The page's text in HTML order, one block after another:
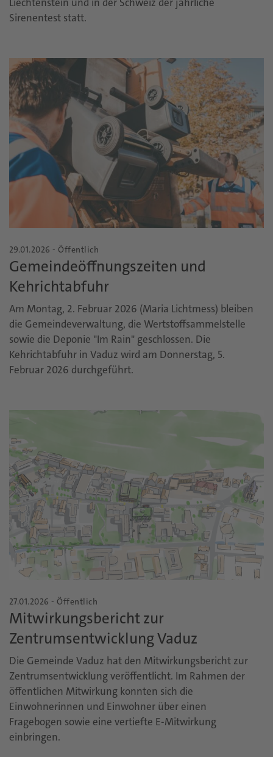
Sirenentest statt.
29.01.2026 - Öffentlich
Gemeindeöffnungszeiten und
Kehrichtabfuhr
Am Montag, 2. Februar 2026 (Maria Lichtmess) bleiben
die Gemeindeverwaltung, die Wertstoffsammelstelle
sowie die Deponie "Im Rain" geschlossen. Die
Kehrichtabfuhr in Vaduz wird am Donnerstag, 5.
Februar 2026 durchgeführt.
27.01.2026 - Öffentlich
Mitwirkungsbericht zur
Zentrumsentwicklung Vaduz
Die Gemeinde Vaduz hat den Mitwirkungsbericht zur
Zentrumsentwicklung veröffentlicht. Im Rahmen der
öffentlichen Mitwirkung konnten sich die
Einwohnerinnen und Einwohner über einen
Fragebogen sowie eine vertiefte E-Mitwirkung
einbringen.